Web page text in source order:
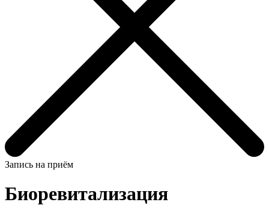
Запись на приём
Биоревитализация